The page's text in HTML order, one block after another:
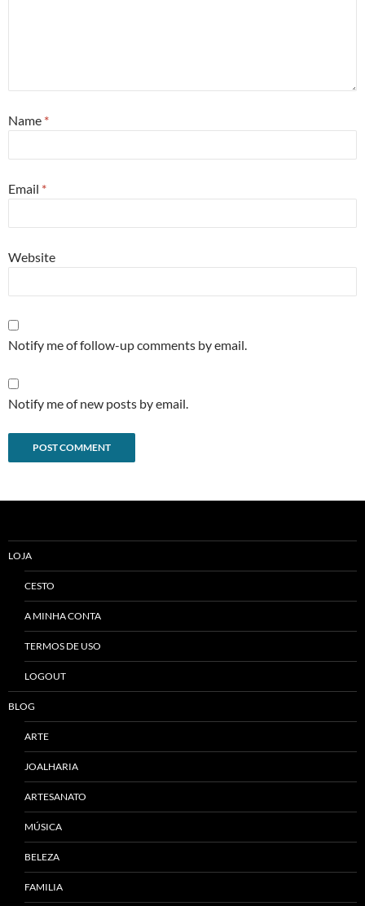
Name *
Email *
Website
Notify me of follow-up comments by email.
Notify me of new posts by email.
LOJA
CESTO
A MINHA CONTA
TERMOS DE USO
LOGOUT
BLOG
ARTE
JOALHARIA
ARTESANATO
MÚSICA
BELEZA
FAMILIA